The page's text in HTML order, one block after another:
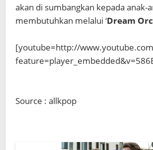
akan di sumbangkan kepada anak-
membutuhkan melalui ‘Dream
[youtube=http://
Source : allkpop